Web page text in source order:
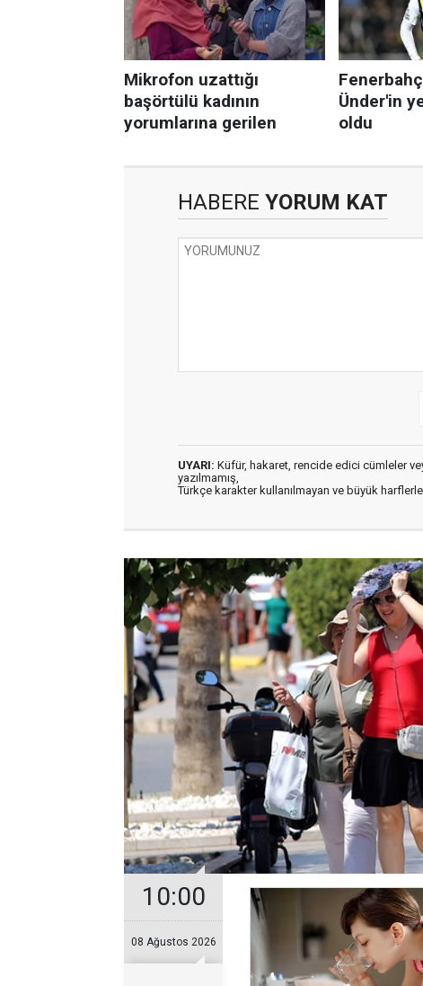
HABERE YORUM KAT
UYARI: Küfür, hakaret, rencide edici cümleler
yazılmamış,
Türkçe karakter kullanılmayan ve büyük
10:00
08 Ağustos 2026